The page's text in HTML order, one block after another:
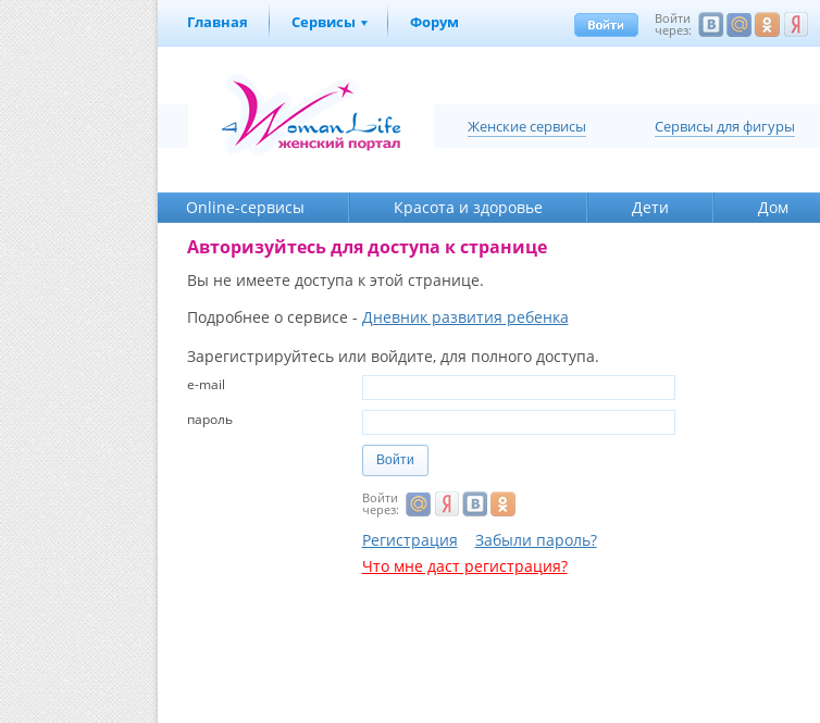
Главная Сервисы Форум Войти
через:
Женские сервисы Cервисы для фигуры
Online-cервисы Красота и здоровье Дети Дом
Авторизуйтесь для доступа к странице
Вы не имеете доступа к этой странице.
Подробнее о сервисе - Дневник развития ребенка
Зарегистрируйтесь или войдите, для полного доступа.
e-mail
пароль
Войти
через:
Регистрация
Забыли пароль?
Что мне даст регистрация?